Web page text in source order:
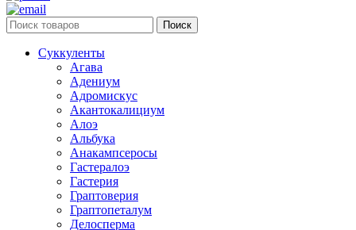
Поиск
Суккуленты
Агава
Адениум
Адромискус
Акантокалициум
Алоэ
Альбука
Анакампсеросы
Гастералоэ
Гастерия
Граптоверия
Граптопеталум
Делосперма